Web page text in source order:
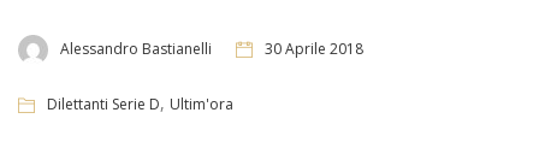
Alessandro Bastianelli 30 Aprile 2018
Dilettanti Serie D, Ultim'ora